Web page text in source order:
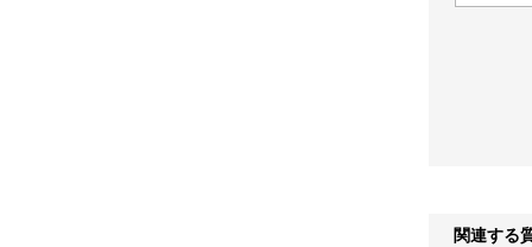
関連する